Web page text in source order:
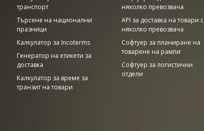
транспорт
Търсене на национални
празници
Калкулатор за Incoterms
Генератор на етикети за
доставка
Калкулатор за време за
транзит на товари
няколко превозвача
API за доставка на товари с
няколко превозвача
Софтуер за планиране на
товарене на рампи
Софтуер за логистични
отдели